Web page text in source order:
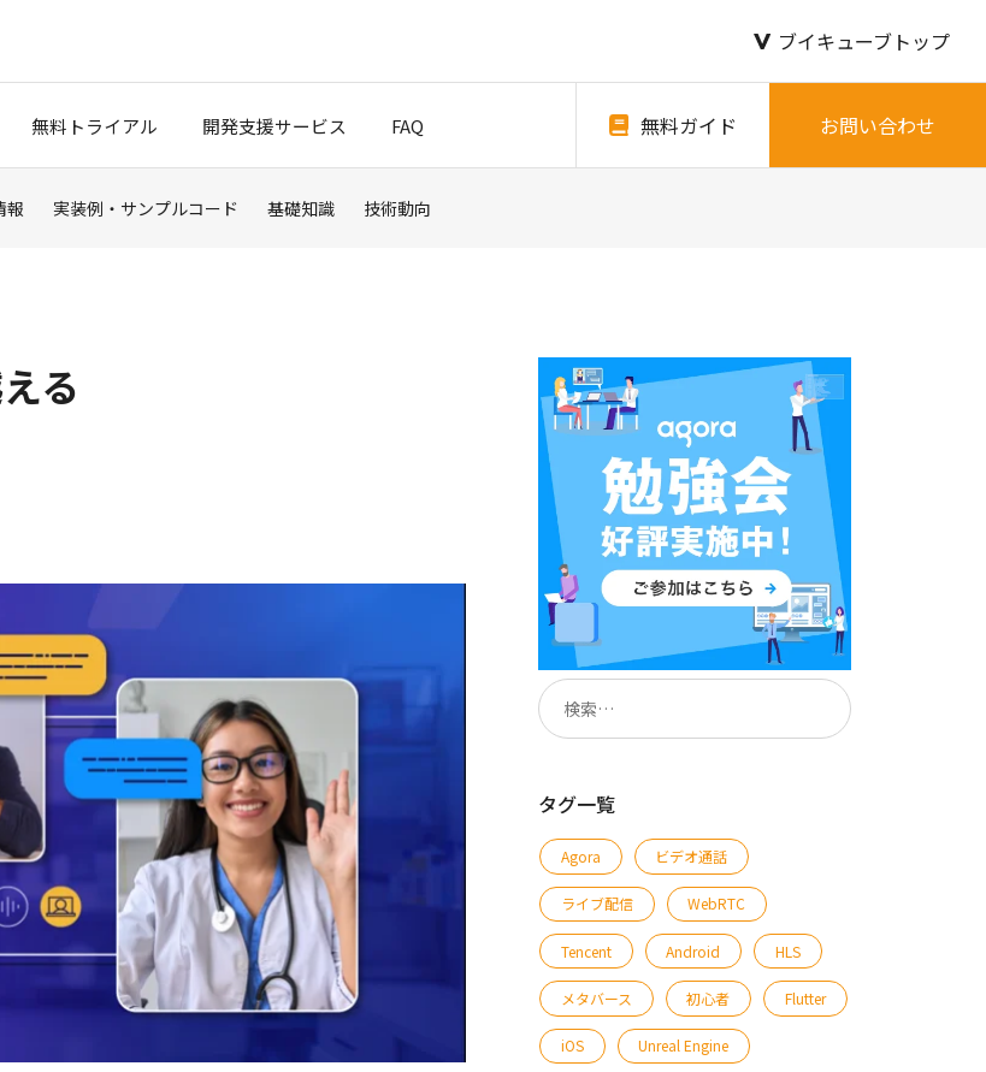
ブイキューブトップ
無料トライアル 開発支援サービス FAQ 無料ガイド お問い合わせ
報 実装例・サンプルコード 基礎知識 技術動向
る
タグ一覧
Agora ビデオ通話
ライブ配信 WebRTC
Tencent Android HLS
メタバース 初心者 Flutter
iOS Unreal Engine